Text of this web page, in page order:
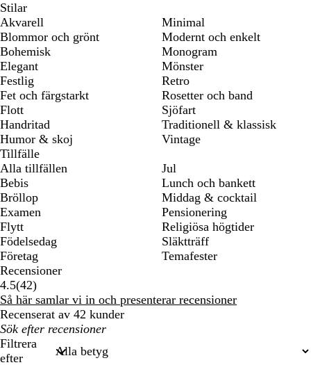
Stilar
Akvarell
Blommor och grönt
Bohemisk
Elegant
Festlig
Fet och färgstarkt
Flott
Handritad
Humor & skoj
Minimal
Modernt och enkelt
Monogram
Mönster
Retro
Rosetter och band
Sjöfart
Traditionell & klassisk
Vintage
Tillfälle
Alla tillfällen
Bebis
Bröllop
Examen
Flytt
Födelsedag
Företag
Jul
Lunch och bankett
Middag & cocktail
Pensionering
Religiösa högtider
Släktträff
Temafester
Recensioner
4.5(4242
recensioner
)
Så här samlar vi in och presenterar recensioner
Recenserat av 42 kunder
Mina
inmatade
sökningar
Filtrera
efter